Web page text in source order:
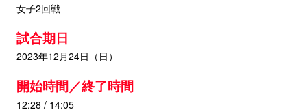
女子2回戦
試合期日
2023年12月24日（日）
開始時間／終了時間
12:28 / 14:05